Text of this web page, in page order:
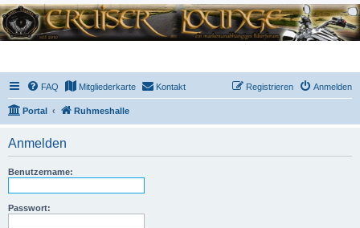
FAQ Mitgliederkarte Kontakt Anmelden
Registrieren
Portal Ruhmeshalle
Anmelden
Benutzername:
Passwort: